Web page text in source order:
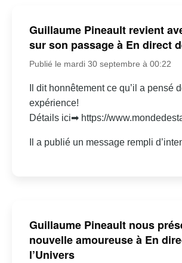
Guillaume Pineault revient
sur son passage à En direct
Publié le mardi 30 septembre à 00:22
Il dit honnêtement ce qu’il a pensé
expérience!
Détails ici➡ https://
Il a publié un message rempli
Guillaume Pineault nous
nouvelle amoureuse à En
l’Univers